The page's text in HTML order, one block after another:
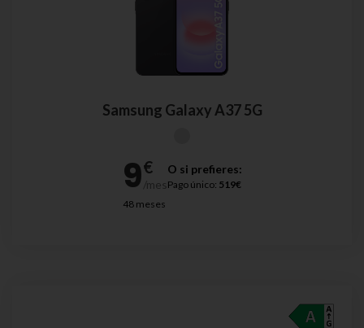
Samsung Galaxy A37 5G
48 meses
O si prefieres:
Pago único: 519€